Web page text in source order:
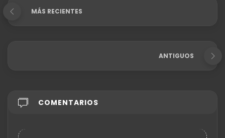
MÁS RECIENTES
ANTIGUOS
COMENTARIOS